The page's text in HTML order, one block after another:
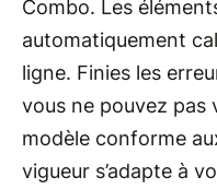
Combo. Les
automatiquement
ligne. Finies les
vous ne pouvez pas
modèle conforme
vigueur s’adapte à